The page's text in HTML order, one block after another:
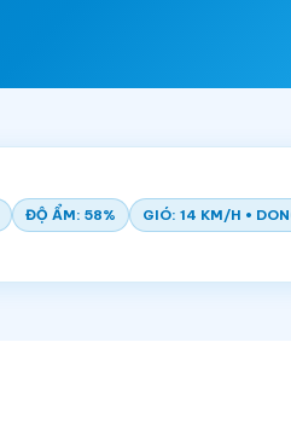
ĐỘ ẨM: 58% GIÓ: 14 KM/H •